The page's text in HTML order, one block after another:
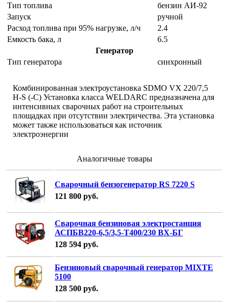
Тип топлива
бензин АИ-92
Запуск
ручной
Расход топлива при 95% нагрузке, л/ч
2.4
Емкость бака, л
6.5
Генератор
Тип генератора
синхронный
Комбинированная электроустановка SDMO VX 220/7,5
H-S (-C) Установка класса WELDARC предназначена для
интенсивных сварочных работ на строительных
площадках при отсутствии электричества. Эта установка
может также использоваться как источник
электроэнергии
Аналогичные товары
Сварочный бензогенератор RS 7220 S
121 800 руб.
Сварочная бензиновая электростанция
АСПБВ220-6,5/3,5-Т400/230 ВХ-БГ
128 594 руб.
Бензиновый сварочный генератор MIXTE
5100
128 500 руб.